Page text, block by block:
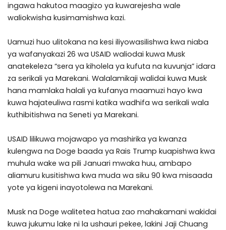
ingawa hakutoa maagizo ya kuwarejesha wale
waliokwisha kusimamishwa kazi.
Uamuzi huo ulitokana na kesi iliyowasilishwa kwa niaba
ya wafanyakazi 26 wa USAID waliodai kuwa Musk
anatekeleza “sera ya kiholela ya kufuta na kuvunja” idara
za serikali ya Marekani. Walalamikaji walidai kuwa Musk
hana mamlaka halali ya kufanya maamuzi hayo kwa
kuwa hajateuliwa rasmi katika wadhifa wa serikali wala
kuthibitishwa na Seneti ya Marekani.
USAID lilikuwa mojawapo ya mashirika ya kwanza
kulengwa na Doge baada ya Rais Trump kuapishwa kwa
muhula wake wa pili Januari mwaka huu, ambapo
aliamuru kusitishwa kwa muda wa siku 90 kwa misaada
yote ya kigeni inayotolewa na Marekani.
Musk na Doge walitetea hatua zao mahakamani wakidai
kuwa jukumu lake ni la ushauri pekee, lakini Jaji Chuang